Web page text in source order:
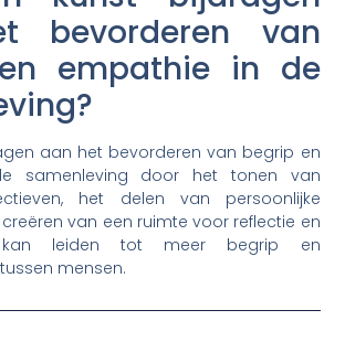
bevorderen van
empathie in de
aan het bevorderen van begrip en
samenleving door het tonen van
het delen van persoonlijke
van een ruimte voor reflectie en
leiden tot meer begrip en
mensen.